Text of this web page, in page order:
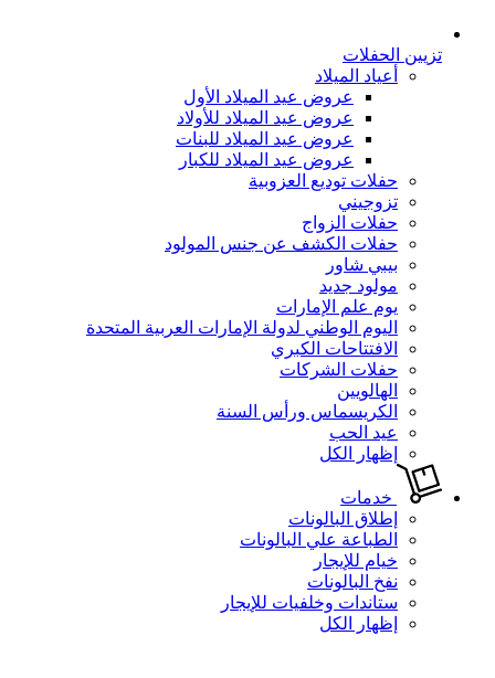
تزيين الحفلات
أعياد الميلاد
عروض عيد الميلاد الأول
عروض عيد الميلاد للأولاد
عروض عيد الميلاد للبنات
عروض عيد الميلاد للكبار
حفلات توديع العزوبية
تزوجيني
حفلات الزواج
حفلات الكشف عن جنس المولود
بيبي شاور
مولود جديد
يوم علم الإمارات
اليوم الوطني لدولة الإمارات العربية المتحدة
الافتتاحات الكبري
حفلات الشركات
الهالويين
الكريسماس ورأس السنة
عيد الحب
إظهار الكل
خدمات
إطلاق البالونات
الطباعة علي البالونات
خيام للإيجار
نفخ البالونات
ستاندات وخلفيات للإيجار
إظهار الكل